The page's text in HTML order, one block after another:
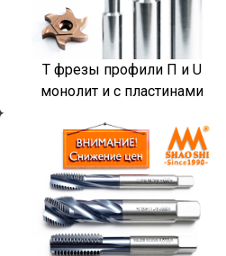
T фрезы профили П и U
монолит и с пластинами